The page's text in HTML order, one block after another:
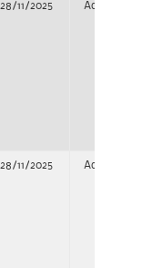
28/11/2025 Adjudicación
28/11/2025 Adjudicación